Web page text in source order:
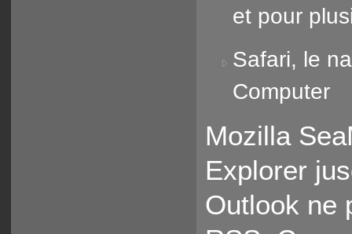
et pour
Safari, le
Computer
Mozilla
Explorer
Outlook ne